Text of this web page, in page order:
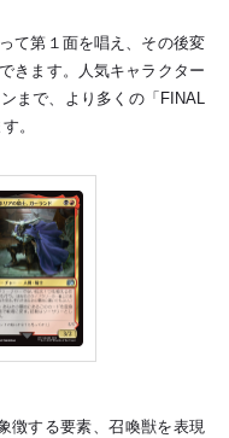
て第１面を唱え、その後変
きます。人気キャラクター
まで、より多くの「FINAL
。
徴する要素、召喚獣を表現